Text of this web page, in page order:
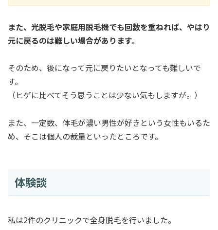
また、光脱毛や家庭用脱毛機でも回数を重ねれば、やはり
元に戻るのは難しい場合があります。
そのため、後になって元に戻りたいとなっても難しいで
す。
（ヒゲに比べてそう思うことは少ない気もしますが。）
また、一定数、体毛が濃い男性が好きという女性もいるた
め、そこは個人の裁量といったところです。
体験談
私は2件のクリニックで全身脱毛を行いました。